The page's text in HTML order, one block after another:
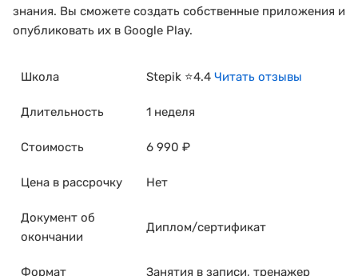
знания. Вы сможете создать собственные приложения и
опубликовать их в Google Play.
Школа Stepik ⭐4.4 Читать отзывы
Длительность 1 неделя
Стоимость 6 990 ₽
Цена в рассрочку Нет
Документ об
окончании
Диплом/сертификат
Формат Занятия в записи, тренажер